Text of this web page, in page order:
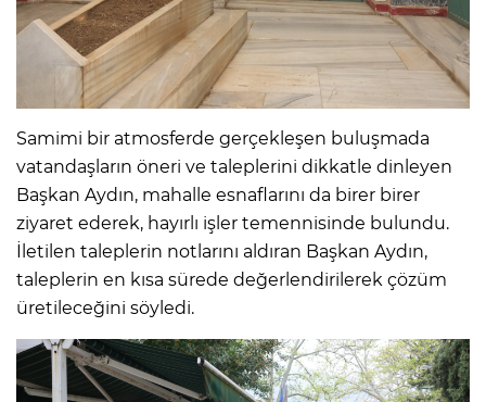
Samimi bir atmosferde gerçekleşen buluşmada
vatandaşların öneri ve taleplerini dikkatle dinleyen
Başkan Aydın, mahalle esnaflarını da birer birer
ziyaret ederek, hayırlı işler temennisinde bulundu.
İletilen taleplerin notlarını aldıran Başkan Aydın,
taleplerin en kısa sürede değerlendirilerek çözüm
üretileceğini söyledi.